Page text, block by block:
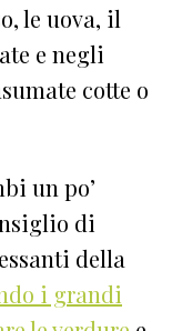
le uova, il
e negli
cotte o
un po’
di
della
i grandi